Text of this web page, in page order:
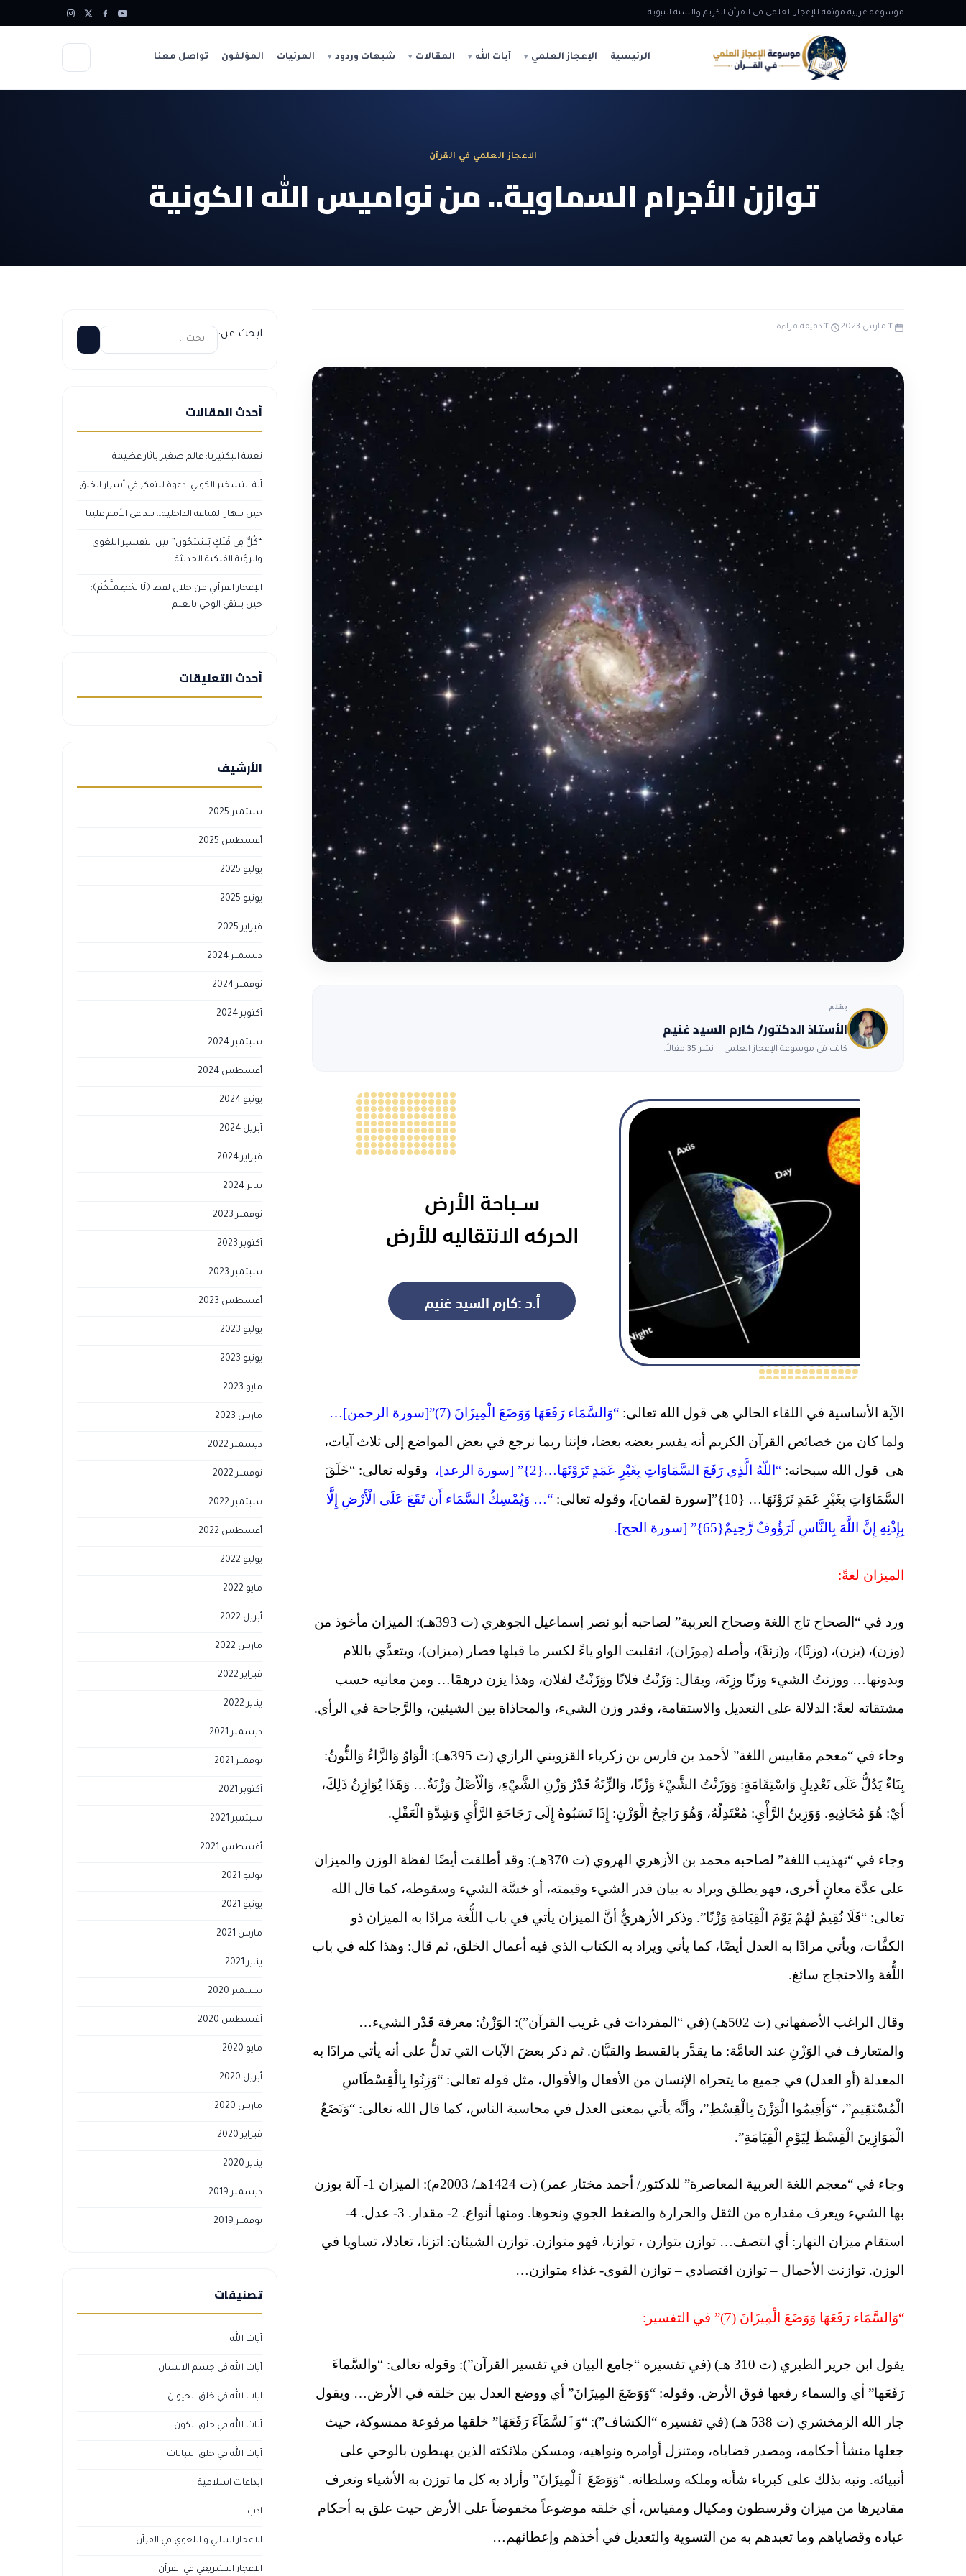
موسوعة عربية موثقة للإعجاز العلمي في القرآن الكريم والسنة النبوية
الرئيسية الإعجاز العلمي آيات الله المقالات شبهات وردود المرئيات المؤلفون تواصل معنا
الاعجاز العلمي في القرآن
توازن الأجرام السماوية.. من نواميس الله الكونية
11 مارس 2023 11 دقيقة قراءة
بقلم
الأستاذ الدكتور/ كارم السيد غنيم
كاتب في موسوعة الإعجاز العلمي — نشر 35 مقالاً.
الآية الأساسية في اللقاء الحالي هى قول الله تعالى: “وَالسَّمَاء رَفَعَهَا وَوَضَعَ الْمِيزَانَ (7)”[سورة الرحمن]…
ولما كان من خصائص القرآن الكريم أنه يفسر بعضه بعضا، فإننا ربما نرجع في بعض المواضع إلى ثلاث آيات،
هى قول الله سبحانه: “اللّهُ الَّذِي رَفَعَ السَّمَاوَاتِ بِغَيْرِ عَمَدٍ تَرَوْنَهَا…{2}” [سورة الرعد]،
وقوله تعالى: “خَلَقَ
السَّمَاوَاتِ بِغَيْرِ عَمَدٍ تَرَوْنَهَا… {10}”[سورة لقمان]، وقوله تعالى:
“… وَيُمْسِكُ السَّمَاء أَن تَقَعَ عَلَى الْأَرْضِ إِلَّا
بِإِذْنِهِ إِنَّ اللَّهَ بِالنَّاسِ لَرَؤُوفٌ رَّحِيمٌ{65}” [سورة الحج].
الميزان لغةً:
ورد في “الصحاح تاج اللغة وصحاح العربية” لصاحبه أبو نصر إسماعيل الجوهري (ت 393هـ): الميزان مأخوذ من
(وزن)، (يزن)، (وزنًا)، و(زنةً)، وأصله (مِوزَان)، انقلبت الواو ياءً لكسر ما قبلها فصار (ميزان)، ويتعدَّي باللام
وبدونها… ووزنتُ الشيء وزنًا وزِنَة، ويقال: وَزَنْتُ فلانًا ووَزَنْتُ لفلان، وهذا يزن درهمًا… ومن معانيه حسب
مشتقاته لغةً: الدلالة على التعديل والاستقامة، وقدر وزن الشيء، والمحاذاة بين الشيئين، والرَّجاحة في الرأي.
وجاء في “معجم مقاييس اللغة” لأحمد بن فارس بن زكرياء القزويني الرازي (ت 395هـ): الْوَاوُ وَالزَّاءُ وَالنُّونُ:
بِنَاءٌ يَدُلُّ عَلَى تَعْدِيلٍ وَاسْتِقَامَةٍ: وَوَزَنْتُ الشَّيْءَ وَزْنًا، وَالزِّنَةُ قَدْرُ وَزْنِ الشَّيْءِ، وَالْأَصْلُ وَزْنَةٌ… وَهَذَا يُوَازِنُ ذَلِكَ،
أَيْ: هُوَ مُحَاذِيهِ. وَوَزِينُ الرَّأْيِ: مُعْتَدِلُهُ، وَهُوَ رَاجِحُ الْوَزْنِ: إِذَا نَسَبُوهُ إِلَى رَجَاحَةِ الرَّأْيِ وَشِدَّةِ الْعَقْلِ.
وجاء في “تهذيب اللغة” لصاحبه محمد بن الأزهري الهروي (ت 370هـ): وقد أطلقت أيضًا لفظة الوزن والميزان
على عدَّة معانٍ أخرى، فهو يطلق ويراد به بيان قدر الشيء وقيمته، أو خسَّة الشيء وسقوطه، كما قال الله
تعالى: “فَلَا نُقِيمُ لَهُمْ يَوْمَ الْقِيَامَةِ وَزْنًا”. وذكر الأزهريُّ أنَّ الميزان يأتي في باب اللُّغة مرادًا به الميزان ذو
الكفَّات، ويأتي مرادًا به العدل أيضًا، كما يأتي ويراد به الكتاب الذي فيه أعمال الخلق، ثم قال: وهذا كله في باب
اللُّغة والاحتجاج سائغ.
وقال الراغب الأصفهاني (ت 502هـ) (في “المفردات في غريب القرآن”): الوَزْنُ: معرفة قَدْر الشيء…
والمتعارف في الوَزْنِ عند العامَّة: ما يقدَّر بالقسط والقبَّان. ثم ذكر بعضَ الآيات التي تدلُّ على أنه يأتي مرادًا به
المعدلة (أو العدل) في جميع ما يتحراه الإنسان من الأفعال والأقوال، مثل قوله تعالى: “وَزِنُوا بِالْقِسْطَاسِ
الْمُسْتَقِيمِ”، “وَأَقِيمُوا الْوَزْنَ بِالْقِسْطِ”، وأنَّه يأتي بمعنى العدل في محاسبة الناس، كما قال الله تعالى: “وَنَضَعُ
الْمَوَازِينَ الْقِسْطَ لِيَوْمِ الْقِيَامَةِ”.
وجاء في “معجم اللغة العربية المعاصرة” للدكتور/ أحمد مختار عمر) (ت 1424هـ/ 2003م): الميزان 1- آلة يوزن
بها الشيء ويعرف مقداره من الثقل والحرارة والضغط الجوي ونحوها. ومنها أنواع. 2- مقدار. 3- عدل. 4-
استقام ميزان النهار: أي انتصف… توازن يتوازن ، توازنا، فهو متوازن. توازن الشيئان: اتزنا، تعادلا، تساويا في
الوزن. توازنت الأحمال – توازن اقتصادي – توازن القوى- غذاء متوازن…
“وَالسَّمَاء رَفَعَهَا وَوَضَعَ الْمِيزَانَ (7)” في التفسير:
يقول ابن جرير الطبري (ت 310 هـ) (في تفسيره “جامع البيان في تفسير القرآن”): وقوله تعالى: “والسَّماءَ
رَفَعَها” أي والسماء رفعها فوق الأرض. وقوله: “وَوَضَعَ المِيزَانَ” أي ووضع العدل بين خلقه في الأرض… ويقول
جار الله الزمخشري (ت 538 هـ) (في تفسيره “الكشاف”): “وَٱلسَّمَآءَ رَفَعَهَا” خلقها مرفوعة ممسوكة، حيث
جعلها منشأ أحكامه، ومصدر قضاياه، ومتنزل أوامره ونواهيه، ومسكن ملائكته الذين يهبطون بالوحي على
أنبيائه. ونبه بذلك على كبرياء شأنه وملكه وسلطانه. “وَوَضَعَ ٱلْمِيزَانَ” وأراد به كل ما توزن به الأشياء وتعرف
مقاديرها من ميزان وقرسطون ومكيال ومقياس، أي خلقه موضوعاً مخفوضاً على الأرض حيث علق به أحكام
عباده وقضاياهم وما تعبدهم به من التسوية والتعديل في أخذهم وإعطائهم…
ابحث عن:
أحدث المقالات
نعمة البكتيريا: عالَم صغير بآثار عظيمة
آية التسخير الكوني: دعوة للتفكر في أسرار الخلق
حين تنهار المناعة الداخلية… تتداعى الأمم علينا
“كُلٌّ فِي فَلَكٍ يَسْبَحُونَ” بين التفسير اللغوي
والرؤية الفلكية الحديثة
الإعجاز القرآني من خلال لفظ ﴿لَا يَحْطِمَنَّكُمْ﴾:
حين يلتقي الوحي بالعلم
أحدث التعليقات
الأرشيف
سبتمبر 2025
أغسطس 2025
يوليو 2025
يونيو 2025
فبراير 2025
ديسمبر 2024
نوفمبر 2024
أكتوبر 2024
سبتمبر 2024
أغسطس 2024
يونيو 2024
أبريل 2024
فبراير 2024
يناير 2024
نوفمبر 2023
أكتوبر 2023
سبتمبر 2023
أغسطس 2023
يوليو 2023
يونيو 2023
مايو 2023
مارس 2023
ديسمبر 2022
نوفمبر 2022
سبتمبر 2022
أغسطس 2022
يوليو 2022
مايو 2022
أبريل 2022
مارس 2022
فبراير 2022
يناير 2022
ديسمبر 2021
نوفمبر 2021
أكتوبر 2021
سبتمبر 2021
أغسطس 2021
يوليو 2021
يونيو 2021
مارس 2021
يناير 2021
سبتمبر 2020
أغسطس 2020
مايو 2020
أبريل 2020
مارس 2020
فبراير 2020
يناير 2020
ديسمبر 2019
نوفمبر 2019
تصنيفات
آيات الله
آيات الله في جسم الانسان
آيات الله في خلق الحيوان
آيات الله في خلق الكون
آيات الله في خلق النباتات
ابداعات اسلامية
ادب
الاعجاز البياني و اللغوي في القرآن
الاعجاز التشريعي في القرآن